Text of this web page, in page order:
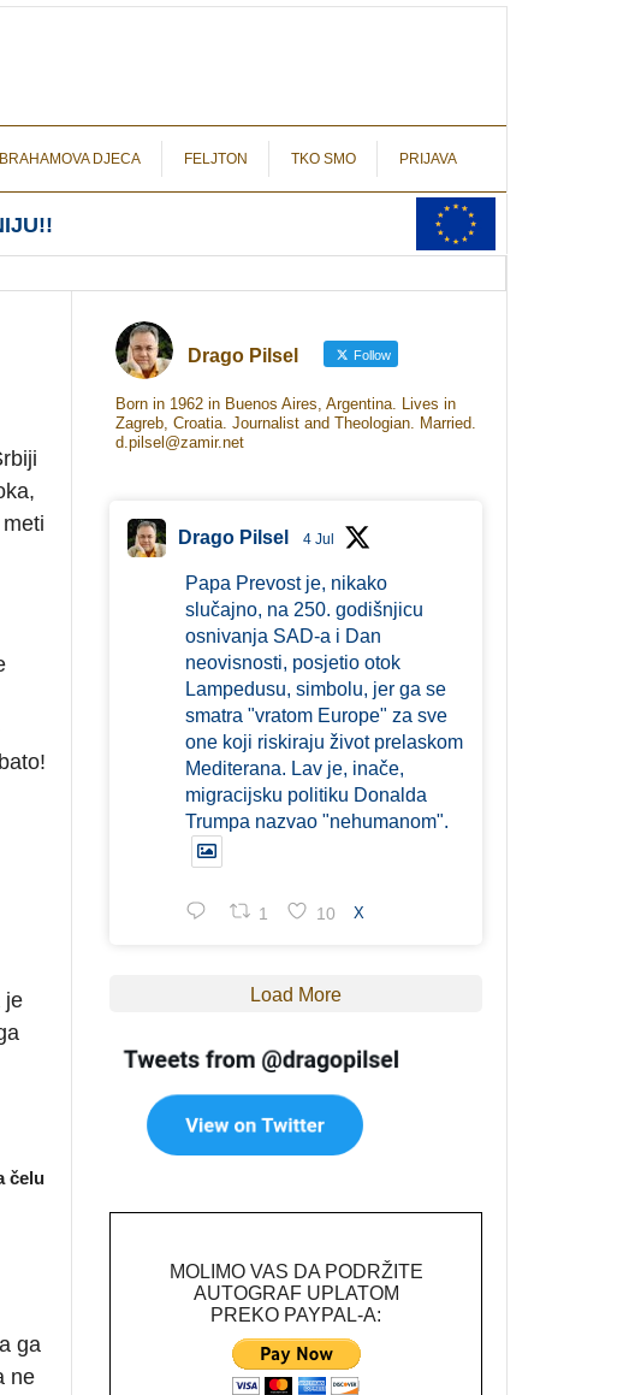
DJECA FELJTON TKO SMO PRIJAVA
je
čelu
ga
ne
Drago Pilsel Follow
Born in 1962 in Buenos Aires, Argentina. Lives in
Zagreb, Croatia. Journalist and Theologian. Married.
d.pilsel@zamir.net
Drago Pilsel 4 Jul
Papa Prevost je, nikako
slučajno, na 250. godišnjicu
osnivanja SAD-a i Dan
neovisnosti, posjetio otok
Lampedusu, simbolu, jer ga se
smatra "vratom Europe" za sve
one koji riskiraju život prelaskom
Mediterana. Lav je, inače,
migracijsku politiku Donalda
Trumpa nazvao "nehumanom".
1 10 X
Load More
MOLIMO VAS DA PODRŽITE
AUTOGRAF UPLATOM
PREKO PAYPAL-A: